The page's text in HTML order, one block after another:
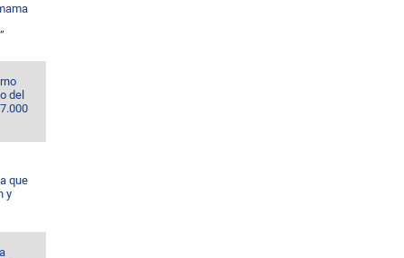
del
que
y